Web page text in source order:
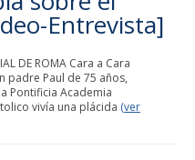
Entrevista]
DE ROMA Cara a Cara
padre Paul de 75 años,
Pontificia Academia
vivía una plácida (ver